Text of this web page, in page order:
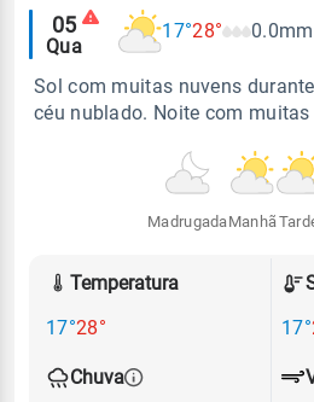
Alertas
meteorológicos
05
Qua
17°28° 0.0mm
Sol com muitas nuvens
céu nublado. Noite com muitas
Madrugada Manhã
Temperatura
17°28°
17°
Chuva